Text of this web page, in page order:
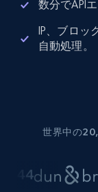
数分でAPI
IP、ブロッ
自動処理。
世界中の